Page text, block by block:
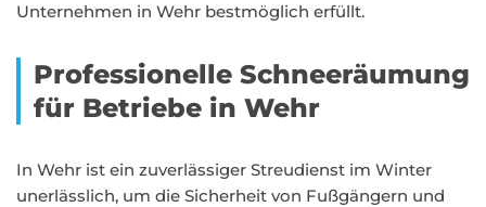
Unternehmen in Wehr bestmöglich erfüllt.
Professionelle Schneeräumung
für Betriebe in Wehr
In Wehr ist ein zuverlässiger Streudienst im Winter
unerlässlich, um die Sicherheit von Fußgängern und